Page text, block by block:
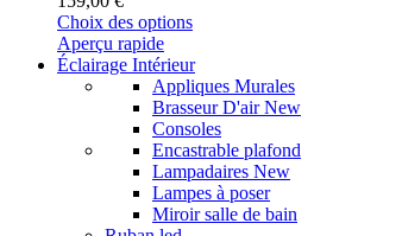
Choix des optionsCe
a
plusieurs
variations.
Les
options
peuvent
être
choisies
Aperçu rapide
Éclairage Intérieur
Appliques Murales
Brasseur D'airNew
Consoles
Encastrable plafond
Lampadaires New
Lampes à poser
Miroir salle de bain